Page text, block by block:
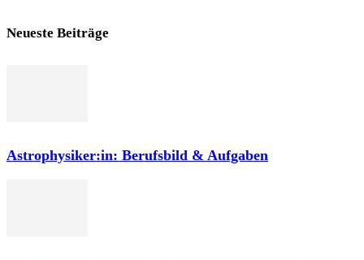
Neueste Beiträge
Astrophysiker:in: Berufsbild & Aufgaben